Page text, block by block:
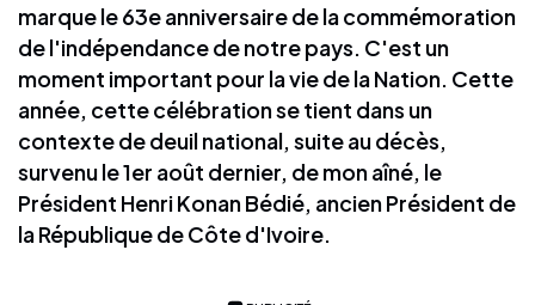
marque le 63e anniversaire de la commémoration
de l'indépendance de notre pays. C'est un
moment important pour la vie de la Nation. Cette
année, cette célébration se tient dans un
contexte de deuil national, suite au décès,
survenu le 1er août dernier, de mon aîné, le
Président Henri Konan Bédié, ancien Président de
la République de Côte d'Ivoire.